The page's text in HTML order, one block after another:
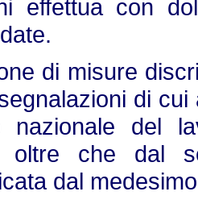
effettua con
di misure
di
nazionale del
oltre che dal
dal